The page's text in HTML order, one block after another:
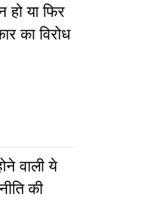
हो या फिर
का विरोध
वाली ये
की